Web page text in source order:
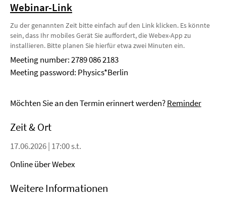
Webinar-Link
Zu der genannten Zeit bitte einfach auf den Link klicken. Es könnte
sein, dass Ihr mobiles Gerät Sie auffordert, die Webex-App zu
installieren. Bitte planen Sie hierfür etwa zwei Minuten ein.
Meeting number: 2789 086 2183
Meeting password: Physics*Berlin
Möchten Sie an den Termin erinnert werden?Reminder
Zeit & Ort
17.06.2026 | 17:00 s.t.
Online über Webex
Weitere Informationen